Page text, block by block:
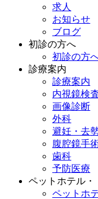
求人
お知らせ
ブログ
初診の方へ
初診の方
診療案内
診療案内
内視鏡検
画像診断
外科
避妊・去
腹腔鏡手
歯科
予防医療
ペットホテル・
ペットホ